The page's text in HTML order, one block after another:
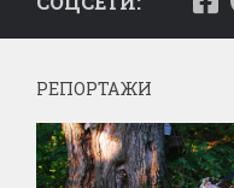
РЕПОРТАЖИ